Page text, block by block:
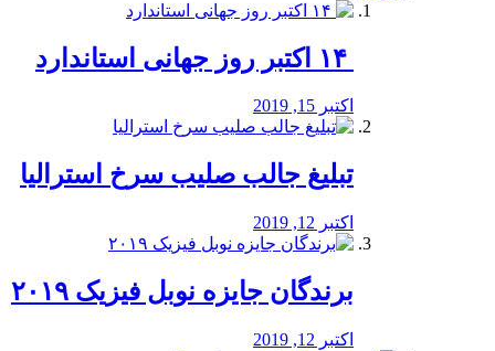
اکتبر 15, 2019
تبلیغ جالب صلیب سرخ استرالیا
اکتبر 12, 2019
برندگان جایزه نوبل فیزیک ۲۰۱۹
اکتبر 12, 2019